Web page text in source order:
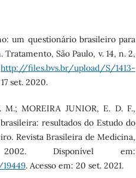
um questionário brasileiro para
São Paulo, v. 14, n. 2,
http://files.bvs.br/upload/S/1413-
set. 2020.
MOREIRA JUNIOR, E. D. F.,
resultados do Estudo do
Revista Brasileira de Medicina,
Disponível em:
. Acesso em: 20 set. 2021.